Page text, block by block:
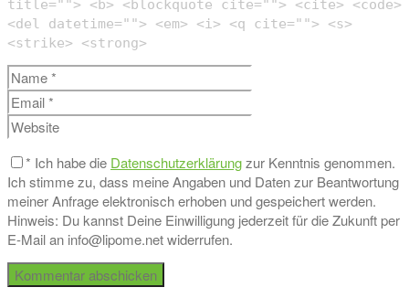
title=""> <b> <blockquote cite=""> <cite> <code>
<del datetime=""> <em> <i> <q cite=""> <s>
<strike> <strong>
* Ich habe die Datenschutzerklärungzur Kenntnis genommen.
Ich stimme zu, dass meine Angaben und Daten zur Beantwortung
meiner Anfrage elektronisch erhoben und gespeichert werden.
Hinweis: Du kannst Deine Einwilligung jederzeit für die Zukunft per
E-Mail an info@lipome.net widerrufen.